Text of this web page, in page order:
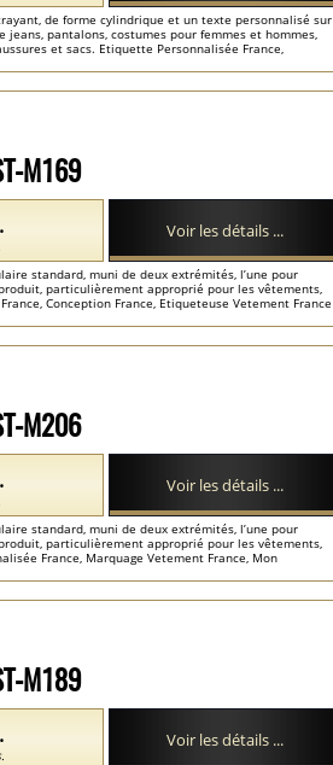
de forme cylindrique et un texte personnalisé sur
pantalons, costumes pour femmes et hommes,
et sacs. Etiquette Personnalisée France,
M169
standard, muni de deux extrémités, l’une pour
particulièrement approprié pour les vêtements,
Conception France, Etiqueteuse Vetement France
Voir les détails ...
M206
standard, muni de deux extrémités, l’une pour
particulièrement approprié pour les vêtements,
France, Marquage Vetement France, Mon
Voir les détails ...
M189
Voir les détails ...